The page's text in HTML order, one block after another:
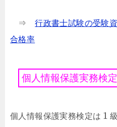
⇒行政書士試験の受験
合格率
個 人情報保護実務検定
個人情報保護実務検定は 1